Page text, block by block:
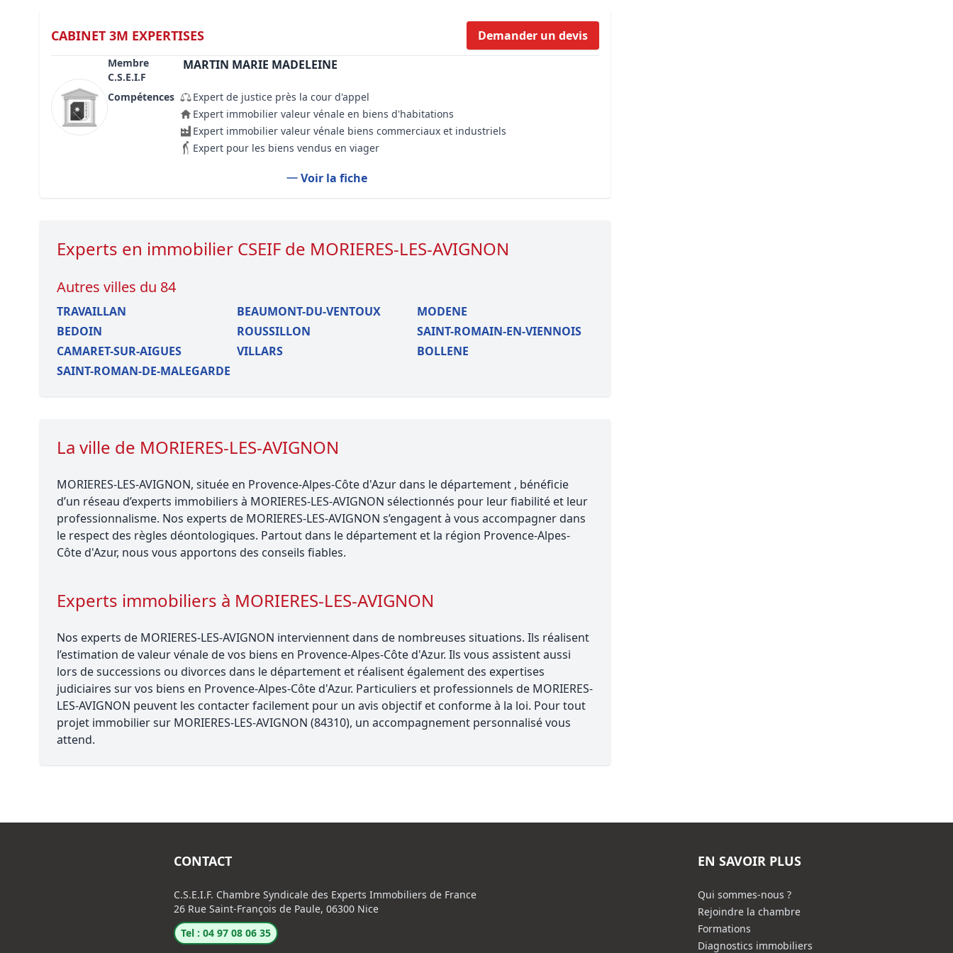
Formation règles d’urbanisme
CABINET 3M EXPERTISES Demander un devis
Membre
C.S.E.I.F
MARTIN MARIE MADELEINE
Compétences
Expert de justice près la cour d'appel
Expert immobilier valeur vénale en biens d'habitations
Expert immobilier valeur vénale biens commerciaux et industriels
Expert pour les biens vendus en viager
Voir la fiche
Experts en immobilier CSEIF de MORIERES-LES-AVIGNON
Autres villes du 84
TRAVAILLAN BEAUMONT-DU-VENTOUX
MODENE
BEDOIN
ROUSSILLON
SAINT-ROMAIN-EN-VIENNOIS
CAMARET-SUR-AIGUES
VILLARS
BOLLENE
SAINT-ROMAN-DE-MALEGARDE
La ville de MORIERES-LES-AVIGNON
MORIERES-LES-AVIGNON, située en Provence-Alpes-Côte d'Azur dans le département , bénéficie
d’un réseau d’experts immobiliers à MORIERES-LES-AVIGNON sélectionnés pour leur fiabilité et leur
professionnalisme. Nos experts de MORIERES-LES-AVIGNON s’engagent à vous accompagner dans
le respect des règles déontologiques. Partout dans le département et la région Provence-Alpes-
Côte d'Azur, nous vous apportons des conseils fiables.
Experts immobiliers à MORIERES-LES-AVIGNON
Nos experts de MORIERES-LES-AVIGNON interviennent dans de nombreuses situations. Ils réalisent
l’estimation de valeur vénale de vos biens en Provence-Alpes-Côte d'Azur. Ils vous assistent aussi
lors de successions ou divorces dans le département et réalisent également des expertises
judiciaires sur vos biens en Provence-Alpes-Côte d'Azur. Particuliers et professionnels de MORIERES-
LES-AVIGNON peuvent les contacter facilement pour un avis objectif et conforme à la loi. Pour tout
projet immobilier sur MORIERES-LES-AVIGNON (84310), un accompagnement personnalisé vous
attend.
CONTACT
C.S.E.I.F. Chambre Syndicale des Experts Immobiliers de France
26 Rue Saint-François de Paule, 06300 Nice
Tel : 04 97 08 06 35
EN SAVOIR PLUS
Qui sommes-nous ?
Rejoindre la chambre
Formations
Diagnostics immobiliers